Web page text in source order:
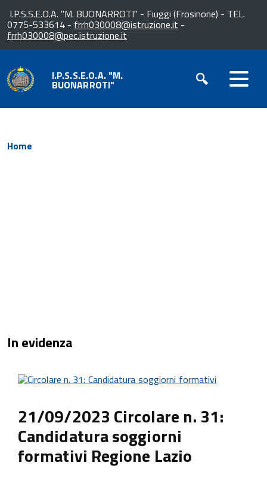
I.P.S.S.E.O.A. "M. BUONARROTI" - Fiuggi (Frosinone) - TEL.
0775-533614 - frrh030008@istruzione.it -
frrh030008@pec.istruzione.it
I.P.S.S.E.O.A. "M.
BUONARROTI"
Home
In evidenza
21/09/2023 Circolare n. 31:
Candidatura soggiorni
formativi Regione Lazio